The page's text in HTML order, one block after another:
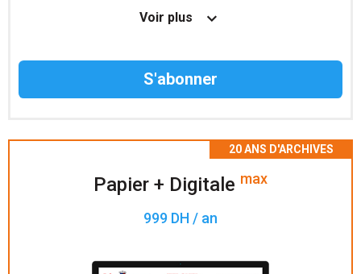
Le magazine TelQuel en numérique avant la sortie
Voir plus
Papier + Digitale max
999 DH / an